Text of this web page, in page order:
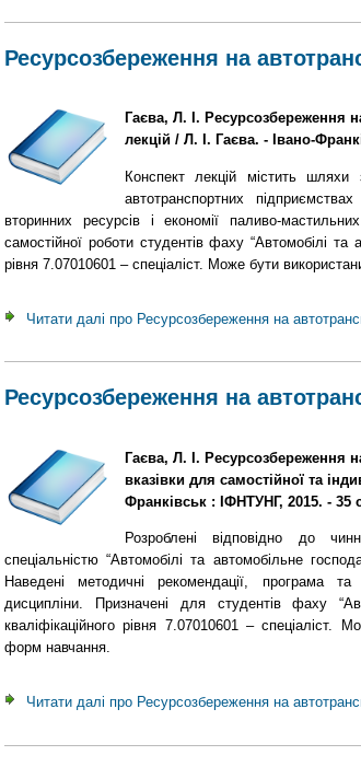
Ресурсозбереження на
Гаєва, Л. І. Ресурсозбереження
лекцій / Л. І. Гаєва. - Івано-
Конспект лекцій містить
автотранспортних
вторинних ресурсів і економії паливо-
самостійної роботи студентів фаху “Автомобілі та
рівня 7.07010601 – спеціаліст. Може бути
Читати далі про Ресурсозбереження на
Ресурсозбереження на
Гаєва, Л. І. Ресурсозбереження
вказівки для самостійної та
Франківськ : ІФНТУНГ, 2015. - 35
Розроблені відповідно до
спеціальністю “Автомобілі та автомобільне
Наведені методичні рекомендації, програма
дисципліни. Призначені для студентів фаху
кваліфікаційного рівня 7.07010601 – спеціаліст.
форм навчання.
Читати далі про Ресурсозбереження на